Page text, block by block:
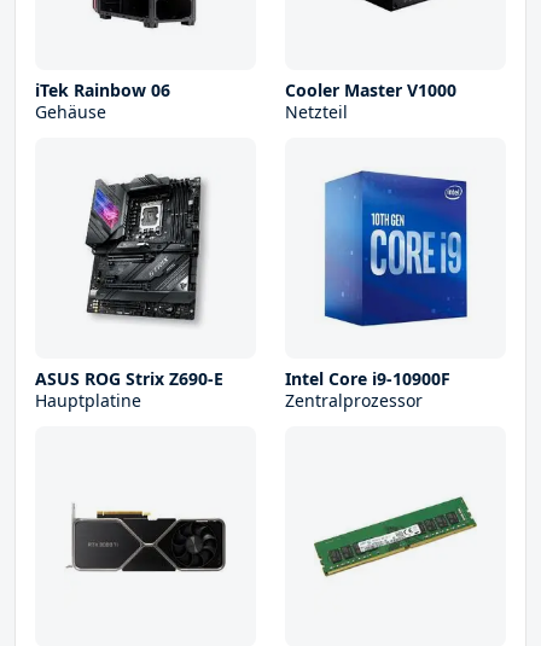
iTek Rainbow 06
Gehäuse
Cooler Master V1000
Netzteil
ASUS ROG Strix Z690-E
Hauptplatine
Intel Core i9-10900F
Zentralprozessor